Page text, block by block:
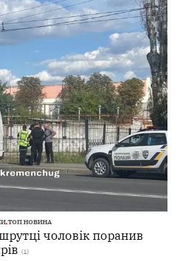
,ТОП НОВИНА
чоловік поранив
(1)